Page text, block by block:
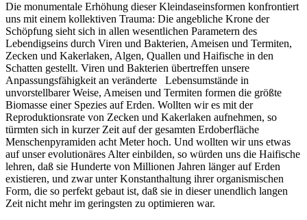
Die monumentale Erhöhung dieser Kleindaseinsformen konfrontiert
uns mit einem kollektiven Trauma: Die angebliche Krone der
Schöpfung sieht sich in allen wesentlichen Parametern des
Lebendigseins durch Viren und Bakterien, Ameisen und Termiten,
Zecken und Kakerlaken, Algen, Quallen und Haifische in den
Schatten gestellt. Viren und Bakterien übertreffen unsere
Anpassungsfähigkeit an veränderte Lebensumstände in
unvorstellbarer Weise, Ameisen und Termiten formen die größte
Biomasse einer Spezies auf Erden. Wollten wir es mit der
Reproduktionsrate von Zecken und Kakerlaken aufnehmen, so
türmten sich in kurzer Zeit auf der gesamten Erdoberfläche
Menschenpyramiden acht Meter hoch. Und wollten wir uns etwas
auf unser evolutionäres Alter einbilden, so würden uns die Haifische
lehren, daß sie Hunderte von Millionen Jahren länger auf Erden
existieren, und zwar unter Konstanthaltung ihrer organismischen
Form, die so perfekt gebaut ist, daß sie in dieser unendlich langen
Zeit nicht mehr im geringsten zu optimieren war.